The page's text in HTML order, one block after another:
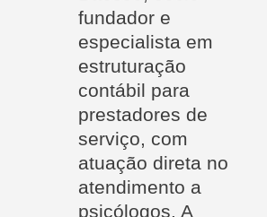
fundador e
especialista em
estruturação
contábil para
prestadores de
serviço, com
atuação direta no
atendimento a
psicólogos. A